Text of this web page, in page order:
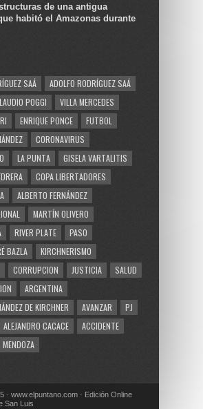
de una antigua
habitó el Amazonas durante
SAÁ
ADOLFO RODRÍGUEZ SAÁ
POGGI
VILLA MERCEDES
ENRIQUE PONCE
FUTBOL
CORONAVIRUS
LA PUNTA
GISELA VARTALITIS
COPA LIBERTADORES
ALBERTO FERNÁNDEZ
MARTÍN OLIVERO
RIVER PLATE
PASO
BAZLA
KIRCHNERISMO
CORRUPCION JUSTICIA
SALUD
ARGENTINA
DE KIRCHNER
AVANZAR
PJ
ALEJANDRO CACACE
ACCIDENTE
MENDOZA
· www.elpuntano.com · Edición Online
San Luis